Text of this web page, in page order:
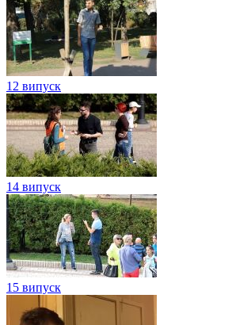
12 випуск
14 випуск
15 випуск